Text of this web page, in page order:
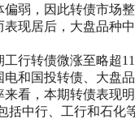
弱，因此转债市场
现居后， 大盘品种
转债微涨至略超
和国投转债、大盘
看，本期转债表现
括中行、工行和石